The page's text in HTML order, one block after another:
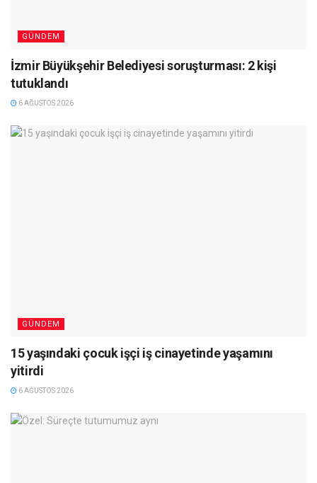
GÜNDEM
İzmir Büyükşehir Belediyesi soruşturması: 2 kişi
tutuklandı
6 AĞUSTOS 2026
GÜNDEM
15 yaşındaki çocuk işçi iş cinayetinde yaşamını
yitirdi
6 AĞUSTOS 2026